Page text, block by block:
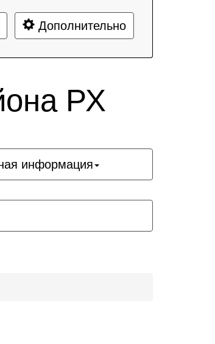
Дополнительно
РХ
информация